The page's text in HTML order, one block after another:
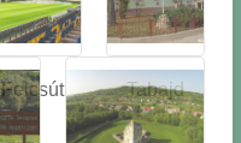
Felcsút Tabajd